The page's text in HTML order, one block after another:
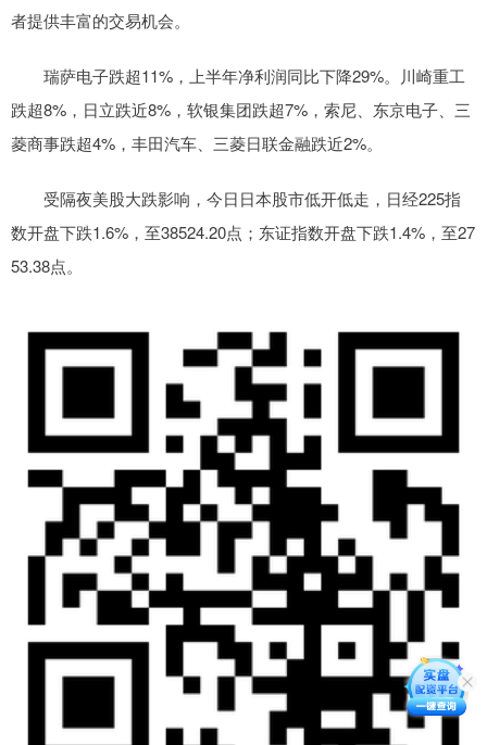
者提供丰富的交易机会。
瑞萨电子跌超11%，上半年净利润同比下降29%。川崎重工
跌超8%，日立跌近8%，软银集团跌超7%，索尼、东京电子、三
菱商事跌超4%，丰田汽车、三菱日联金融跌近2%。
受隔夜美股大跌影响，今日日本股市低开低走，日经225指
数开盘下跌1.6%，至38524.20点；东证指数开盘下跌1.4%，至27
53.38点。